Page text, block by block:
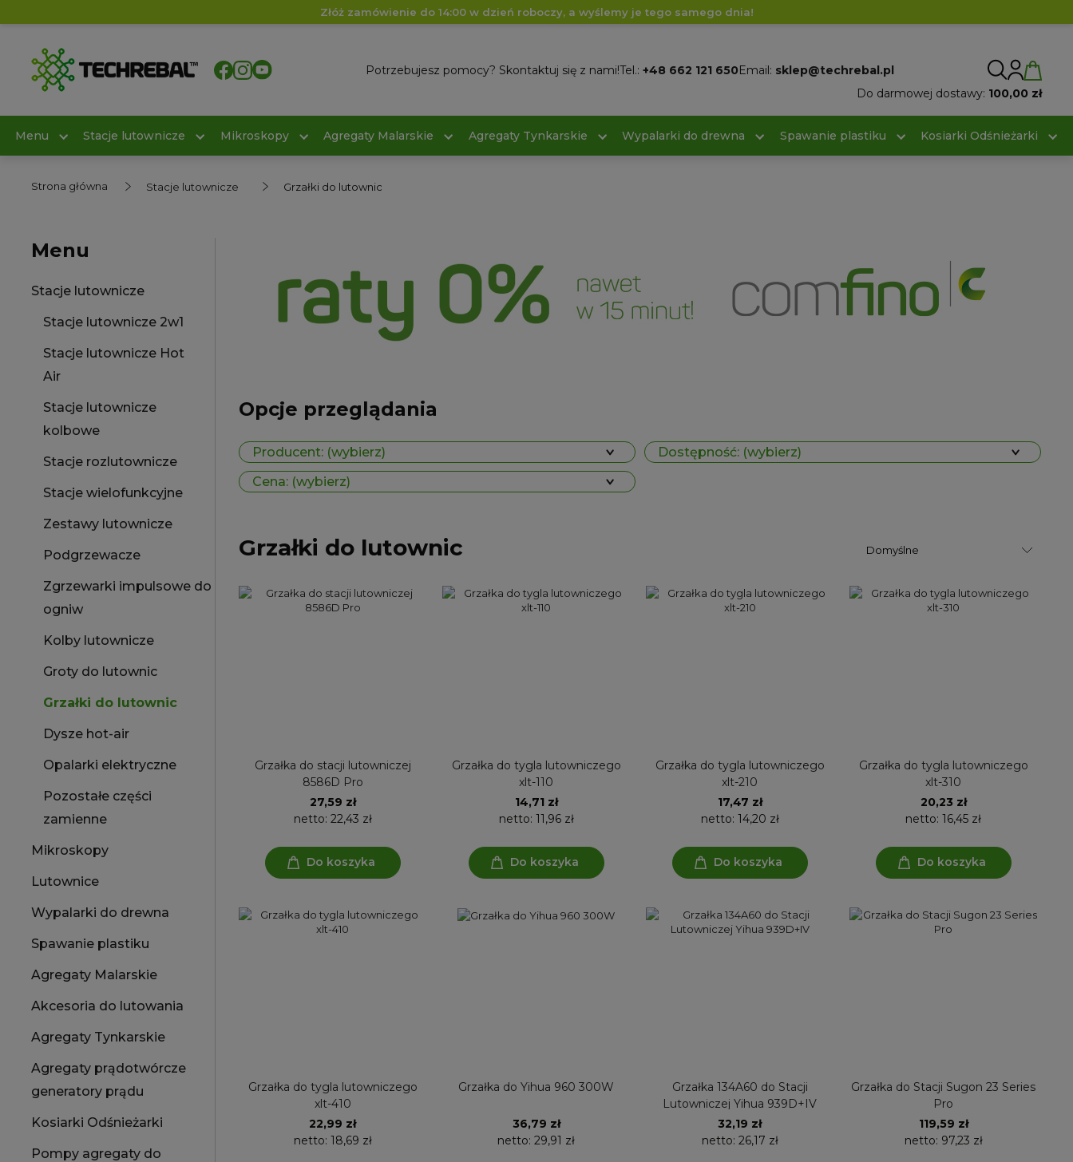
Złóż zamówienie do 14:00 w dzień roboczy, a wyślemy je tego samego dnia!
Potrzebujesz pomocy? Skontaktuj się z nami!Tel.:+48 662 121 650Email: sklep@techrebal.pl
Do darmowej dostawy: 100,00 zł
Menu Stacje lutownicze Mikroskopy Agregaty Malarskie Agregaty Tynkarskie Wypalarki do drewna Spawanie plastiku Kosiarki Odśnieżarki
Strona główna Stacje lutownicze Grzałki do lutownic
Menu
Stacje lutownicze
Stacje lutownicze 2w1
Stacje lutownicze Hot
Air
Stacje lutownicze
kolbowe
Stacje rozlutownicze
Stacje wielofunkcyjne
Zestawy lutownicze
Podgrzewacze
Zgrzewarki impulsowe do
ogniw
Kolby lutownicze
Groty do lutownic
Grzałki do lutownic
Dysze hot-air
Opalarki elektryczne
Pozostałe części
zamienne
Mikroskopy
Lutownice
Wypalarki do drewna
Spawanie plastiku
Agregaty Malarskie
Akcesoria do lutowania
Agregaty Tynkarskie
Agregaty prądotwórcze
generatory prądu
Kosiarki Odśnieżarki
Pompy agregaty do
Opcje przeglądania
Producent: (wybierz)
Dostępność: (wybierz)
Cena: (wybierz)
Grzałki do lutownic
Grzałka do stacji lutowniczej
8586D Pro
27,59 zł
netto: 22,43 zł
Do koszyka
Grzałka do tygla lutowniczego
xlt-110
14,71 zł
netto: 11,96 zł
Do koszyka
Grzałka do tygla lutowniczego
xlt-210
17,47 zł
netto: 14,20 zł
Do koszyka
Grzałka do tygla lutowniczego
xlt-310
20,23 zł
netto: 16,45 zł
Do koszyka
Grzałka do tygla lutowniczego
xlt-410
22,99 zł
netto: 18,69 zł
Grzałka do Yihua 960 300W
36,79 zł
netto: 29,91 zł
Grzałka 134A60 do Stacji
Lutowniczej Yihua 939D+IV
32,19 zł
netto: 26,17 zł
Grzałka do Stacji Sugon 23 Series
Pro
119,59 zł
netto: 97,23 zł